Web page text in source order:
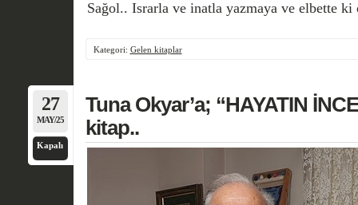
Sağol.. Israrla ve inatla yazmaya ve elbette
Kategori: Gelen kitaplar
27
MAY/25
Kapalı
Tuna Okyar’a; “HAYATIN
kitap..